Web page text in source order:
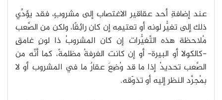
عند إضافةِ أحد عقاقير الاغتصاب إلى مشروبٍ، فقد يؤدِّي
ذلك إلى تغيُّرِ لونه أو تعتيمِه إن كان رائِقًا، ولكن من الصَّعب
مُلاحظة هذه التَّغيُّرات إن كان المشروبُ ذا لونٍ غامقٍ
-كالكولا أو البيرة- أو إن كانت الغرفةُ مظلمةً، كما أنَّه من
الصَّعب تحديدُ إذا ما قد وُضِعَ عقارٌ ما في المشروب أو لا
بمُجرَّد النظر إليه أو تذوّقه.